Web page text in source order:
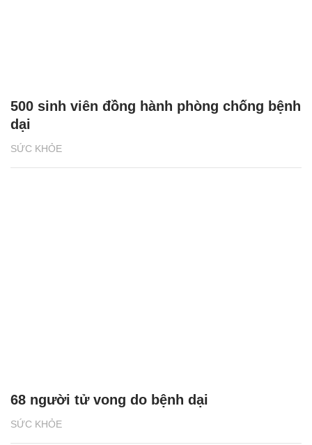
SỨC KHỎE
500 sinh viên đồng hành phòng chống bệnh
dại
SỨC KHỎE
68 người tử vong do bệnh dại